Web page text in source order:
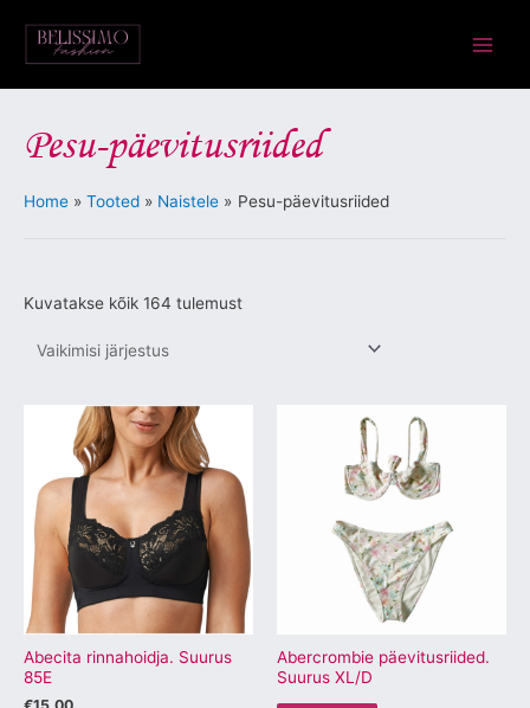
Menu
Pesu-päevitusriided
Home Tooted Naistele Pesu-päevitusriided
Kuvatakse kõik 164 tulemust
Abecita rinnahoidja. Suurus
85E
Sellel
tootel
on
mitu
varianti.
Valikuid
saab
tootelehel.
Abercrombie päevitusriided.
Suurus XL/D